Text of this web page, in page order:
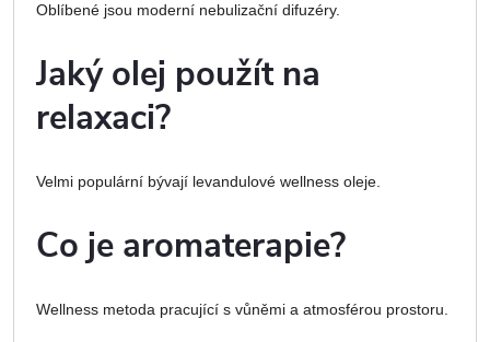
Oblíbené jsou moderní nebulizační difuzéry.
Jaký olej použít na
relaxaci?
Velmi populární bývají levandulové wellness oleje.
Co je aromaterapie?
Wellness metoda pracující s vůněmi a atmosférou prostoru.